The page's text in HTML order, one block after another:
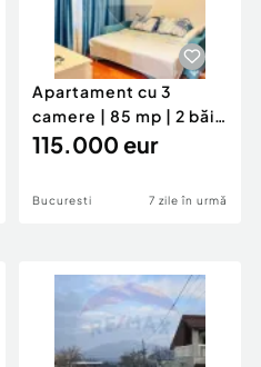
Apartament cu 3
camere | 85 mp | 2 băi |
Strada Năsăud...
115.000 eur
Bucuresti 7 zile în urmă